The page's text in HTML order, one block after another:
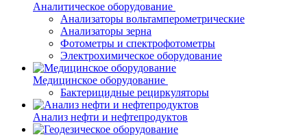
Аналитическое оборудование
Анализаторы вольтамперометрические
Анализаторы зерна
Фотометры и спектрофотометры
Электрохимическое оборудование
Медицинское оборудование
Бактерицидные рециркуляторы
Анализ нефти и нефтепродуктов